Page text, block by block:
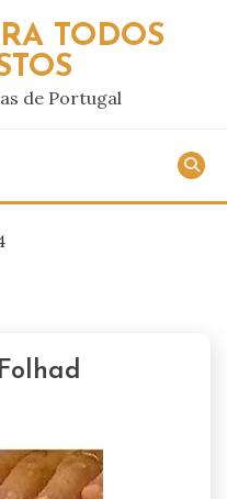
TODOS
de Portugal